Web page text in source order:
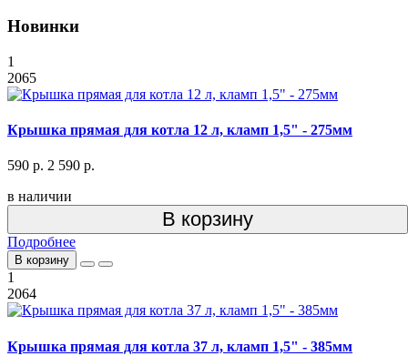
Новинки
1
2065
Крышка прямая для котла 12 л, кламп 1,5" - 275мм
590 р. 2 590 р.
в наличии
В корзину
Подробнее
В корзину
1
2064
Крышка прямая для котла 37 л, кламп 1,5" - 385мм